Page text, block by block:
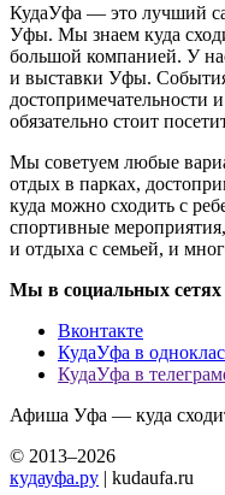
КудаУфа — это лучший
Уфы. Мы знаем куда
большой компанией. У
и выставки Уфы.
достопримечательности
обязательно стоит
Мы советуем любые
отдых в парках,
куда можно сходить с
спортивные
и отдыха с семьей, и
Мы в социальных сетях
Вконтакте
КудаУфа в
КудаУфа в
Афиша Уфа — куда
© 2013–2026
кудауфа.ру | kudaufa.ru